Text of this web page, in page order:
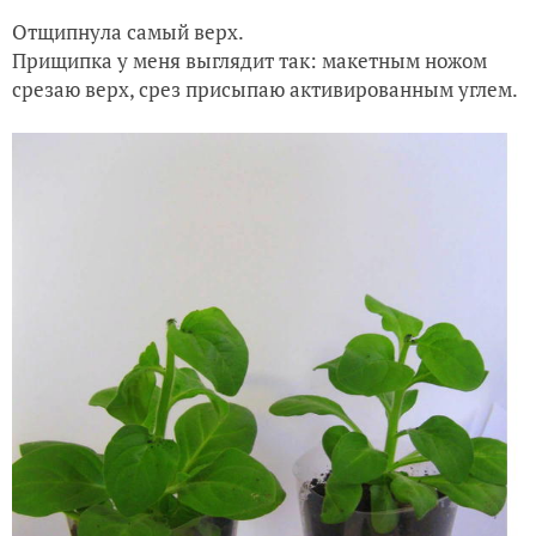
Отщипнула самый верх.
Прищипка у меня выглядит так: макетным ножом
срезаю верх, срез присыпаю активированным углем.